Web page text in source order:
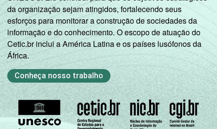
da organização sejam atingidos, fortalecendo seus
esforços para monitorar a construção de sociedades da
informação e do conhecimento. O escopo de atuação do
Cetic.br inclui a América Latina e os países lusófonos da
África.
Conheça nosso trabalho